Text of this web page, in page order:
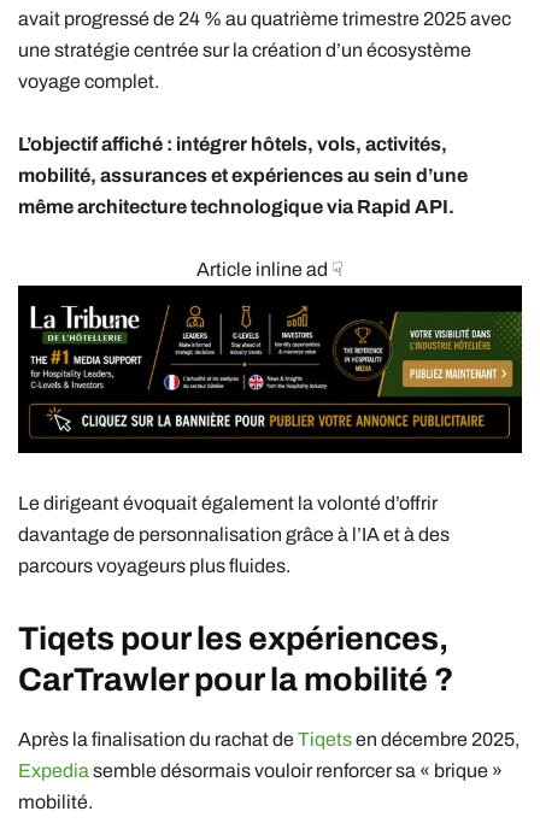
avait progressé de 24 % au quatrième trimestre 2025 avec
une stratégie centrée sur la création d’un écosystème
voyage complet.
L’objectif affiché : intégrer hôtels, vols, activités,
mobilité, assurances et expériences au sein d’une
même architecture technologique via Rapid API.
Article inline ad ☟
Le dirigeant évoquait également la volonté d’offrir
davantage de personnalisation grâce à l’IA et à des
parcours voyageurs plus fluides.
Tiqets pour les expériences,
CarTrawler pour la mobilité ?
Après la finalisation du rachat deTiqetsen décembre 2025,
Expedia semble désormais vouloir renforcer sa « brique »
mobilité.